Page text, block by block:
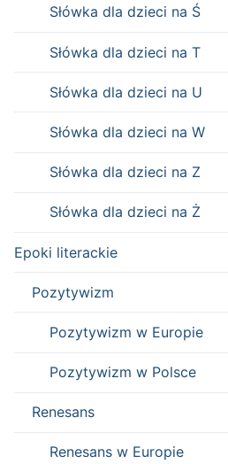
Słówka dla dzieci na Ś
Słówka dla dzieci na T
Słówka dla dzieci na U
Słówka dla dzieci na W
Słówka dla dzieci na Z
Słówka dla dzieci na Ż
Epoki literackie
Pozytywizm
Pozytywizm w Europie
Pozytywizm w Polsce
Renesans
Renesans w Europie